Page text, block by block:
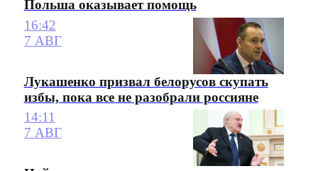
Польша оказывает помощь
16:42
7 АВГ
Лукашенко призвал белорусов скупать
избы, пока все не разобрали россияне
14:11
7 АВГ